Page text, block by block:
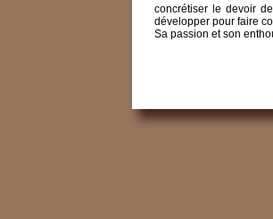
concrétiser le devoir
développer pour faire
Sa passion et son